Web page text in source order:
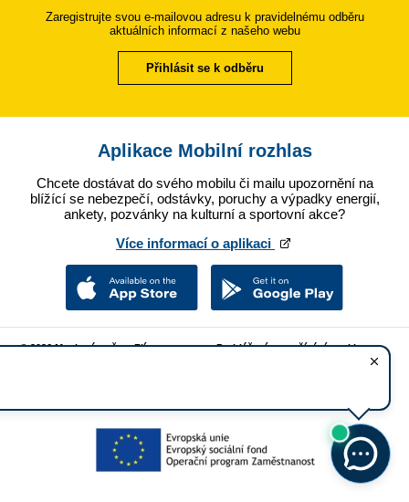
Zaregistrujte svou e-mailovou adresu k pravidelnému odběru
aktuálních informací z našeho webu
Přihlásit se k odběru
Aplikace Mobilní rozhlas
Chcete dostávat do svého mobilu či mailu upozornění na
blížící se nebezpečí, odstávky, poruchy a výpadky energií,
ankety, pozvánky na kulturní a sportovní akce?
Více informací o aplikaci
© 2026 Magistrát města Zlína
Prohlášení o používání cookies